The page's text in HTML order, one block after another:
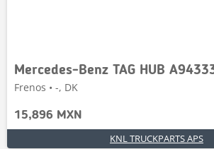
Mercedes-Benz TAG HUB
Frenos • -, DK
15,896 MXN
KNL TRUCKPARTS APS